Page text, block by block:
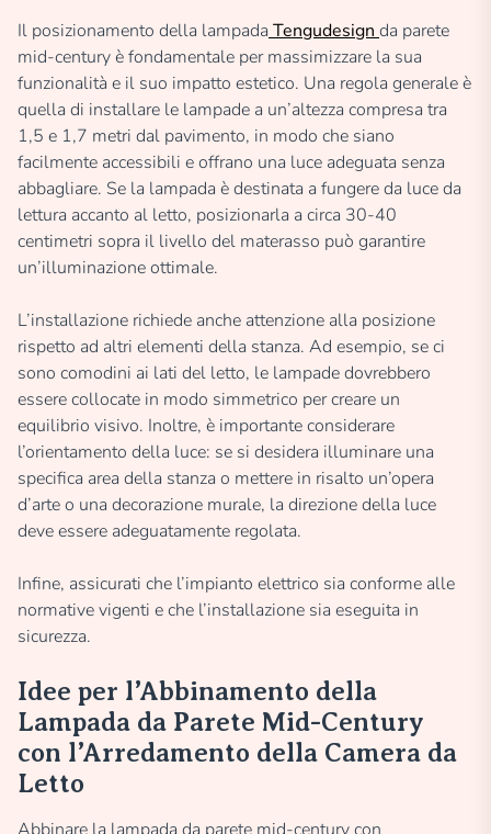
Il posizionamento della lampada Tengudesign da parete
mid-century è fondamentale per massimizzare la sua
funzionalità e il suo impatto estetico. Una regola generale è
quella di installare le lampade a un’altezza compresa tra
1,5 e 1,7 metri dal pavimento, in modo che siano
facilmente accessibili e offrano una luce adeguata senza
abbagliare. Se la lampada è destinata a fungere da luce da
lettura accanto al letto, posizionarla a circa 30-40
centimetri sopra il livello del materasso può garantire
un’illuminazione ottimale.
L’installazione richiede anche attenzione alla posizione
rispetto ad altri elementi della stanza. Ad esempio, se ci
sono comodini ai lati del letto, le lampade dovrebbero
essere collocate in modo simmetrico per creare un
equilibrio visivo. Inoltre, è importante considerare
l’orientamento della luce: se si desidera illuminare una
specifica area della stanza o mettere in risalto un’opera
d’arte o una decorazione murale, la direzione della luce
deve essere adeguatamente regolata.
Infine, assicurati che l’impianto elettrico sia conforme alle
normative vigenti e che l’installazione sia eseguita in
sicurezza.
Idee per l’Abbinamento della
Lampada da Parete Mid-Century
con l’Arredamento della Camera da
Letto